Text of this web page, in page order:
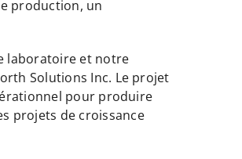
production, un
laboratoire et notre
Solutions Inc. Le projet
pour produire
projets de croissance